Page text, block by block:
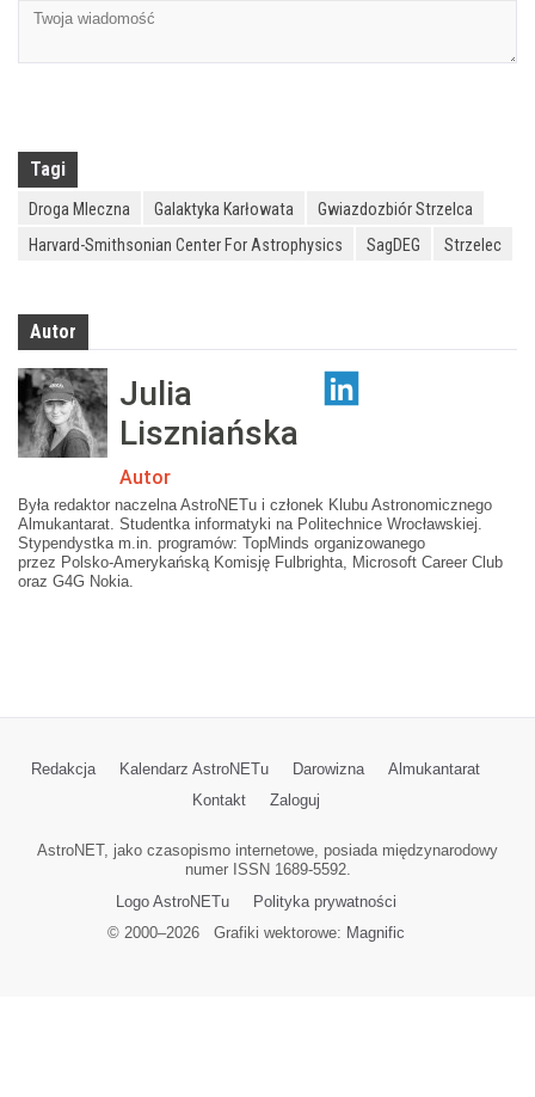
Tagi
Droga Mleczna Galaktyka Karłowata
Gwiazdozbiór Strzelca
Harvard-Smithsonian Center For Astrophysics
SagDEG Strzelec
Autor
Julia
Liszniańska
Autor
Była redaktor naczelna AstroNETu i członek Klubu Astronomicznego
Almukantarat. Studentka informatyki na Politechnice Wrocławskiej.
Stypendystka m.in. programów: TopMinds organizowanego
przez Polsko-Amerykańską Komisję Fulbrighta, Microsoft Career Club
oraz G4G Nokia.
Redakcja Kalendarz AstroNETu Darowizna
Almukantarat
Kontakt
Zaloguj
AstroNET, jako czasopismo internetowe, posiada międzynarodowy
numer ISSN 1689-5592.
Logo AstroNETu
Polityka prywatności
© 2000–2026Grafiki wektorowe: Magnific